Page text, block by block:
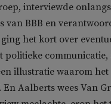
interviewde
van BBB en
het kort over
politieke communicatie,
illustratie waarom
En Aalberts wees Van